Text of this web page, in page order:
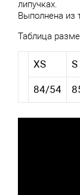
липучках.
Выполнена из
Таблица
XS S
84/54